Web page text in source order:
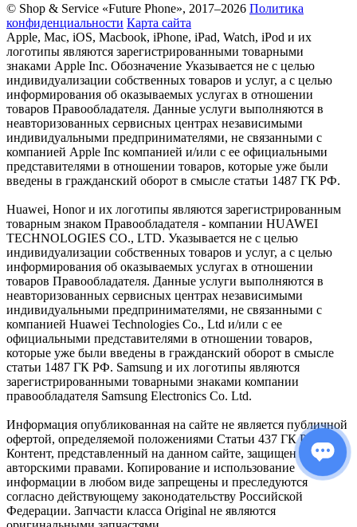
© Shop & Service «Future Phone», 2017–2026 Политика
конфиденциальности Карта сайта
Apple, Mac, iOS, Macbook, iPhone, iPad, Watch, iPod и их
логотипы являются зарегистрированными товарными
знаками Apple Inc. Обозначение Указывается не с целью
индивидуализации собственных товаров и услуг, а с целью
информирования об оказываемых услугах в отношении
товаров Правообладателя. Данные услуги выполняются в
неавторизованных сервисных центрах независимыми
индивидуальными предпринимателями, не связанными с
компанией Apple Inc компанией и/или с ее официальными
представителями в отношении товаров, которые уже были
введены в гражданский оборот в смысле статьи 1487 ГК РФ.
Huawei, Honor и их логотипы являются зарегистрированным
товарным знаком Правообладателя - компании HUAWEI
TECHNOLOGIES CO., LTD. Указывается не с целью
индивидуализации собственных товаров и услуг, а с целью
информирования об оказываемых услугах в отношении
товаров Правообладателя. Данные услуги выполняются в
неавторизованных сервисных центрах независимыми
индивидуальными предпринимателями, не связанными с
компанией Huawei Technologies Co., Ltd и/или с ее
официальными представителями в отношении товаров,
которые уже были введены в гражданский оборот в смысле
статьи 1487 ГК РФ. Samsung и их логотипы являются
зарегистрированными товарными знаками компании
правообладателя Samsung Electronics Co. Ltd.
Информация опубликованная на сайте не является публичной
офертой, определяемой положениями Статьи 437 ГК РФ.
Контент, представленный на данном сайте, защищен
авторскими правами. Копирование и использование
информации в любом виде запрещены и преследуются
согласно действующему законодательству Российской
Федерации. Запчасти класса Original не являются